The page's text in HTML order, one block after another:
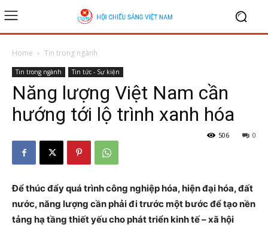
Home Tin trong ngành
Tin trong ngành Tin tức - Sự kiện
Năng lượng Việt Nam cần
hướng tới lộ trình xanh hóa
0
506
Để thúc đẩy quá trình công nghiệp hóa, hiện đại hóa, đất
nước, năng lượng cần phải đi trước một bước để tạo nền
tảng hạ tầng thiết yếu cho phát triển kinh tế – xã hội